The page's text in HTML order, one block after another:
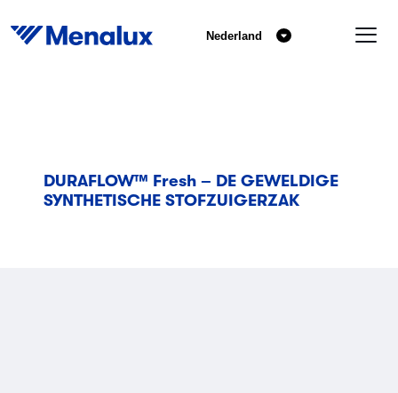
Nederland
DURAFLOW™ Fresh – DE GEWELDIGE
SYNTHETISCHE STOFZUIGERZAK